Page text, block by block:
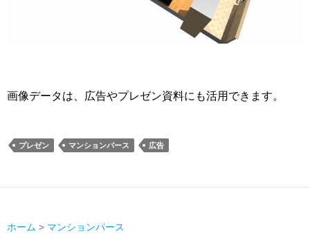
画像データは、広告やプレゼン資料にも活用できます。
プレゼン マンションパース 広告
ホーム > マンションパース